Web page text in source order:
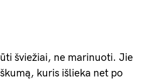
šviežiai, ne marinuoti. Jie
kuris išlieka net po